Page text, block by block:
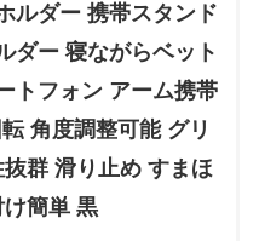
ルダー 携帯スタンド
ダー 寝ながらベット
トフォン アーム携帯
角度調整可能 グリ
群 滑り止め すまほ
け簡単 黒